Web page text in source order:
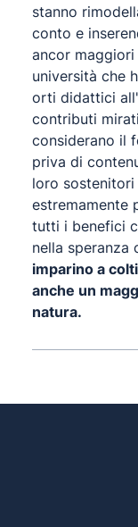
stanno
conto e
ancor
università che
orti didattici
contributi
considerano il
priva di
loro
estremamente
tutti i benefici
nella speranza
imparino a
anche un
natura.